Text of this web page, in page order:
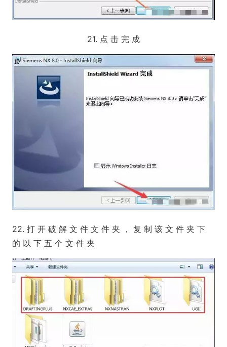
21. 点 击 完 成
22. 打 开 破 解 文 件 文 件 夹 ， 复 制 该 文 件 夹 下
的 以 下 五 个 文 件 夹